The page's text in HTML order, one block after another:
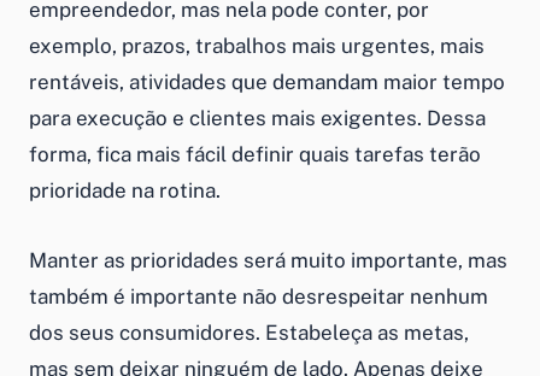
empreendedor, mas nela pode conter, por
exemplo, prazos, trabalhos mais urgentes, mais
rentáveis, atividades que demandam maior tempo
para execução e clientes mais exigentes. Dessa
forma, fica mais fácil definir quais tarefas terão
prioridade na rotina.
Manter as prioridades será muito importante, mas
também é importante não desrespeitar nenhum
dos seus consumidores. Estabeleça as metas,
mas sem deixar ninguém de lado. Apenas deixe